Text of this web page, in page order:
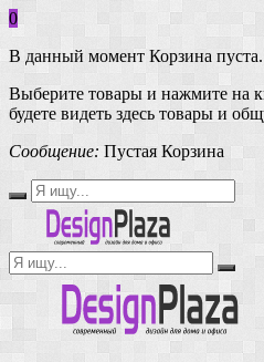
0
В данный момент Корзина пуста.
Выберите товары и нажмите на
будете видеть здесь товары и
Сообщение: Пустая Корзина